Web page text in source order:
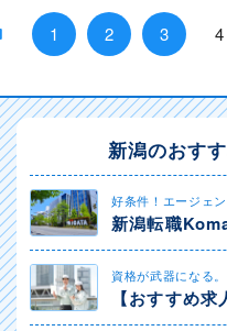
1 2 3 4
新潟のおす
好条件！エージェ
新潟転職
資格が武器になる
【おすすめ